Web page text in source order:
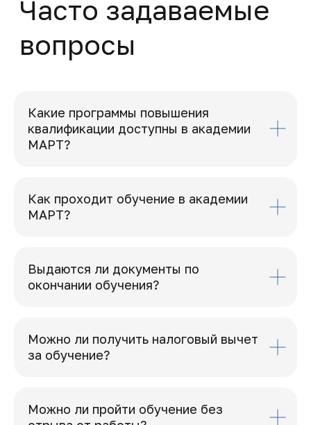
Какие программы повышения
квалификации доступны в академии
МАРТ?
Как проходит обучение в академии
МАРТ?
Выдаются ли документы по
окончании обучения?
Можно ли получить налоговый вычет
за обучение?
Можно ли пройти обучение без